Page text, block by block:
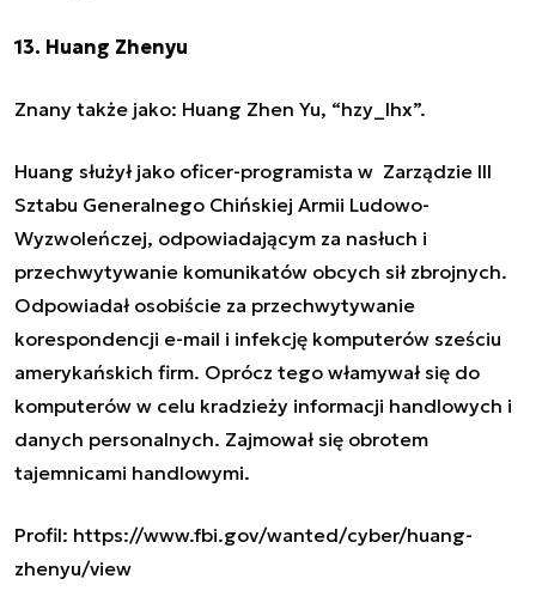
13. Huang Zhenyu
Znany także jako: Huang Zhen Yu, “hzy_lhx”.
Huang służył jako oficer-programista w Zarządzie III
Sztabu Generalnego Chińskiej Armii Ludowo-
Wyzwoleńczej, odpowiadającym za nasłuch i
przechwytywanie komunikatów obcych sił zbrojnych.
Odpowiadał osobiście za przechwytywanie
korespondencji e-mail i infekcję komputerów sześciu
amerykańskich firm. Oprócz tego włamywał się do
komputerów w celu kradzieży informacji handlowych i
danych personalnych. Zajmował się obrotem
tajemnicami handlowymi.
Profil: https://www.fbi.gov/wanted/cyber/huang-
zhenyu/view